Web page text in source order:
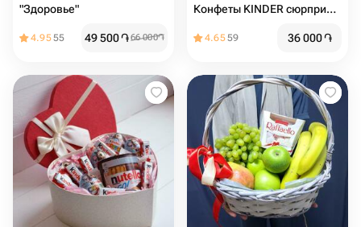
"Здоровье"
4.9555 49 500֏66 000֏
Конфеты KINDER сюрприз,
чупа-чупс и Хлопок (M)
4.6559 36 000֏